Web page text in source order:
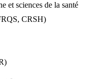
et sciences de la santé
CRSH)